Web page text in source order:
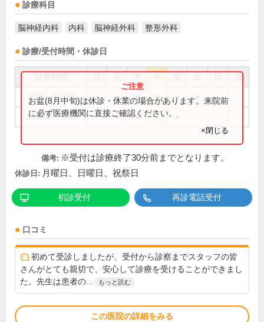
診療科目
脳神経内科 内科 脳神経外科 整形外科
診療/受付時間・休診日
祝
9:00～12:30 ● ● ● ●
14:00～18:00 ● ● ●
お盆(8月中旬)は休診・休業の場合があります。来院前
に必ず医療機関に直接ご確認ください。
×閉じる
備考: ※受付は診療終了30分前までとなります。
休診日: 月曜日、日曜日、祝祭日
初診受付 再診電話受付
口コミ
初めて受診しましたが、受付から診察までスタッフの皆
さんがとても親切で、安心して診療を受けることができまし
た。先生は患者の...
もっと読む
この医院の詳細をみる